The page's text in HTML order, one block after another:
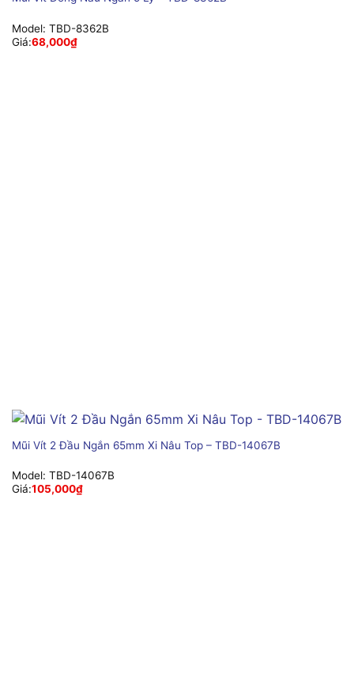
Model: TBD-8362B
Giá:68,000₫
Mũi Vít 2 Đầu Ngắn 65mm Xi Nâu Top – TBD-14067B
Model: TBD-14067B
Giá:105,000₫